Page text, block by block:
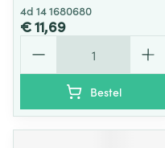
4d 14 1680680
€ 11,69
Bestel